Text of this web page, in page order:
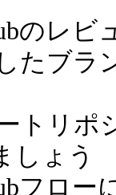
のレ
たブ
トリ
しょう
フロ